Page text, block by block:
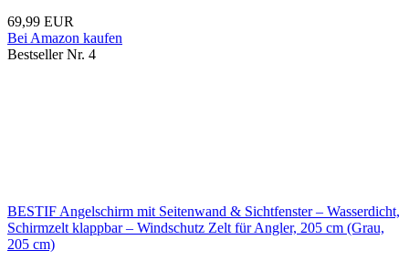
69,99 EUR
Bei Amazon kaufen
Bestseller Nr. 4
BESTIF Angelschirm mit Seitenwand & Sichtfenster – Wasserdicht,
Schirmzelt klappbar – Windschutz Zelt für Angler, 205 cm (Grau,
205 cm)